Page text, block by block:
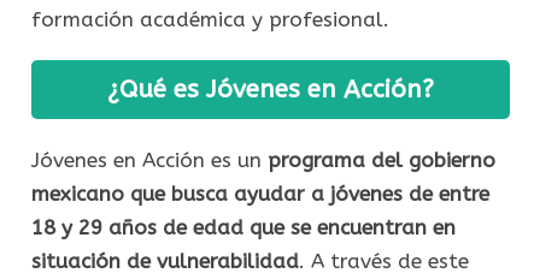
formación académica y profesional.
¿Qué es Jóvenes en Acción?
Jóvenes en Acción es un programa del gobierno
mexicano que busca ayudar a jóvenes de entre
18 y 29 años de edad que se encuentran en
situación de vulnerabilidad. A través de este